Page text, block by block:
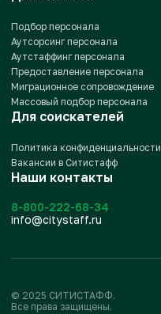
Наши контакты
8-800-222-68-34
info@citystaff.ru
Подбор персонала
Аутсорсинг персонала
Аутстаффинг персонала
Предоставление персонала
Миграционное сопровождение
Массовый подбор персонала
Для соискателей
Политика конфиденциальности
Вакансии в Ситистафф
© 2025 СИТИСТАФФ.
Все права защищены.